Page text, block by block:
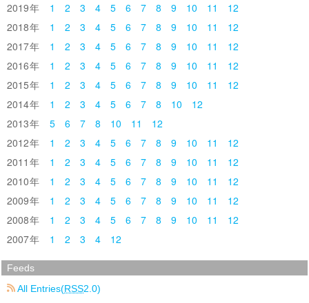
2019
1 2 3 4 5 6 7 8 9 10 11
12
2018
1 2 3 4 5 6 7 8 9 10 11
12
2017
1 2 3 4 5 6 7 8 9 10 11
12
2016
1 2 3 4 5 6 7 8 9 10 11
12
2015
1 2 3 4 5 6 7 8 9 10 11
12
2014
1 2 3 4 5 6 7 8 10
12
2013
5 6 7 8 10 11
12
2012
1 2 3 4 5 6 7 8 9 10 11
12
2011
1 2 3 4 5 6 7 8 9 10 11
12
2010
1 2 3 4 5 6 7 8 9 10 11
12
2009
1 2 3 4 5 6 7 8 9 10 11
12
2008
1 2 3 4 5 6 7 8 9 10 11
12
2007
1 2 3 4 12
Feeds
All Entries(RSS2.0)